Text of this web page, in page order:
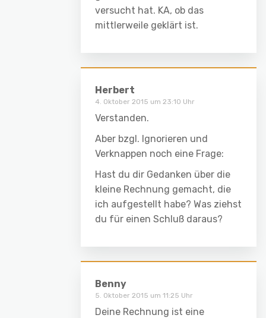
versucht hat. KA, ob das
mittlerweile geklärt ist.
Herbert
4. Oktober 2015 um 23:10 Uhr
Verstanden.
Aber bzgl. Ignorieren und
Verknappen noch eine Frage:
Hast du dir Gedanken über die
kleine Rechnung gemacht, die
ich aufgestellt habe? Was ziehst
du für einen Schluß daraus?
Benny
5. Oktober 2015 um 11:25 Uhr
Deine Rechnung ist eine